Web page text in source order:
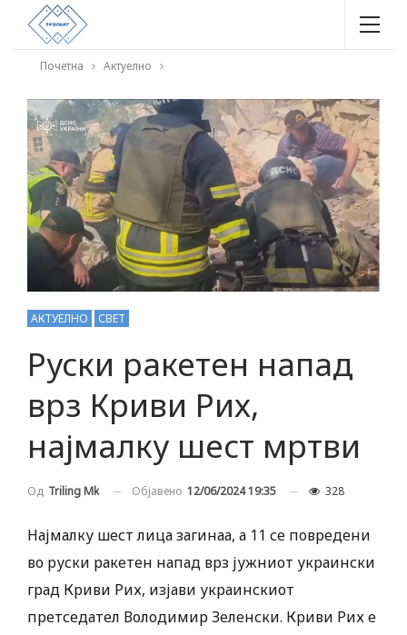
Почетна Актуелно
АКТУЕЛНО СВЕТ
Руски ракетен напад
врз Криви Рих,
најмалку шест мртви
Од Triling Mk Објавено 12/06/2024 19:35 328
Најмалку шест лица загинаа, а 11 се повредени
во руски ракетен напад врз јужниот украински
град Криви Рих, изјави украинскиот
претседател Володимир Зеленски. Криви Рих е